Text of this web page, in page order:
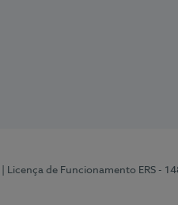
| Licença de Funcionamento ERS -